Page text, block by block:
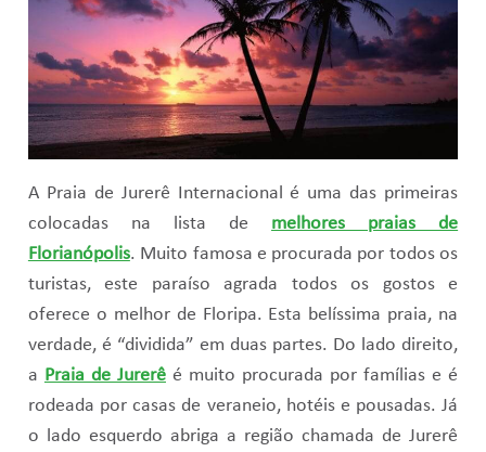
A Praia de Jurerê Internacional é uma das primeiras
colocadas na lista de melhores praias de
Florianópolis. Muito famosa e procurada por todos os
turistas, este paraíso agrada todos os gostos e
oferece o melhor de Floripa. Esta belíssima praia, na
verdade, é “dividida” em duas partes. Do lado direito,
a Praia de Jurerêé muito procurada por famílias e é
rodeada por casas de veraneio, hotéis e pousadas. Já
o lado esquerdo abriga a região chamada de Jurerê